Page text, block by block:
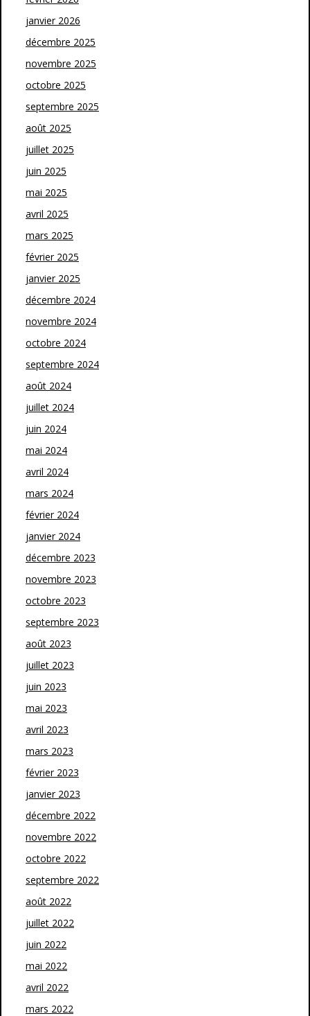
janvier 2026
décembre 2025
novembre 2025
octobre 2025
septembre 2025
août 2025
juillet 2025
juin 2025
mai 2025
avril 2025
mars 2025
février 2025
janvier 2025
décembre 2024
novembre 2024
octobre 2024
septembre 2024
août 2024
juillet 2024
juin 2024
mai 2024
avril 2024
mars 2024
février 2024
janvier 2024
décembre 2023
novembre 2023
octobre 2023
septembre 2023
août 2023
juillet 2023
juin 2023
mai 2023
avril 2023
mars 2023
février 2023
janvier 2023
décembre 2022
novembre 2022
octobre 2022
septembre 2022
août 2022
juillet 2022
juin 2022
mai 2022
avril 2022
mars 2022